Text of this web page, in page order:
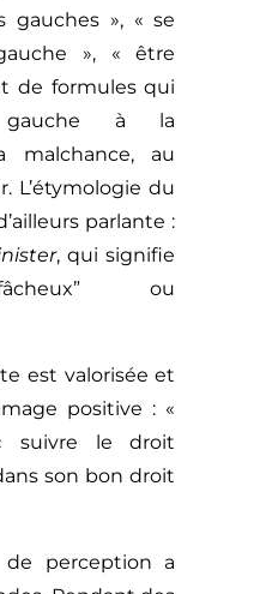
gauches », « se
», « être
de formules qui
gauche à la
malchance, au
L’étymologie du
parlante :
, qui signifie
ou
est valorisée et
positive : «
suivre le droit
son bon droit
de perception a